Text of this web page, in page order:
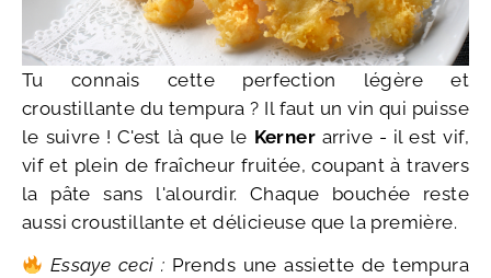
Tu connais cette perfection légère et
croustillante du tempura ? Il faut un vin qui puisse
le suivre ! C'est là que le Kernerarrive - il est vif,
vif et plein de fraîcheur fruitée, coupant à travers
la pâte sans l'alourdir. Chaque bouchée reste
aussi croustillante et délicieuse que la première.
Essaye ceci : Prends une assiette de tempura